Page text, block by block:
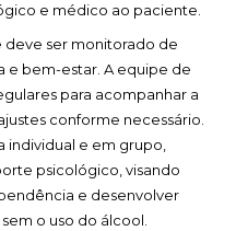
e médico ao paciente.
deve ser monitorado de
e bem-estar. A equipe de
para acompanhar a
conforme necessário.
e em grupo,
psicológico, visando
e desenvolver
o uso do álcool.